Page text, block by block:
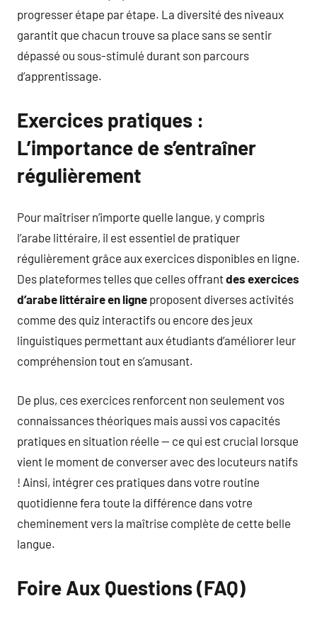
progresser étape par étape. La diversité des niveaux
garantit que chacun trouve sa place sans se sentir
dépassé ou sous-stimulé durant son parcours
d’apprentissage.
Exercices pratiques :
L’importance de s’entraîner
régulièrement
Pour maîtriser n’importe quelle langue, y compris
l’arabe littéraire, il est essentiel de pratiquer
régulièrement grâce aux exercices disponibles en ligne.
Des plateformes telles que celles offrantdes exercices
d’arabe littéraire en ligne proposent diverses activités
comme des quiz interactifs ou encore des jeux
linguistiques permettant aux étudiants d’améliorer leur
compréhension tout en s’amusant.
De plus, ces exercices renforcent non seulement vos
connaissances théoriques mais aussi vos capacités
pratiques en situation réelle — ce qui est crucial lorsque
vient le moment de converser avec des locuteurs natifs
! Ainsi, intégrer ces pratiques dans votre routine
quotidienne fera toute la différence dans votre
cheminement vers la maîtrise complète de cette belle
langue.
Foire Aux Questions (FAQ)